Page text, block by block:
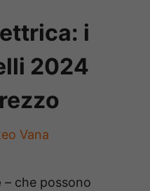
i
2024
Vana
– che possono